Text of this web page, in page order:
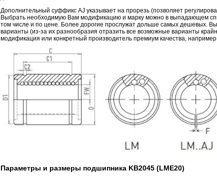
Дополнительный суффикс AJ указывает на прорезь (позволяет
Выбрать необходимую Вам модификацию и марку можно в выпадающем
том числе и по цене. Более дорогие прослужат дольше самых дешевых.
варианты (из-за их разнообразия отразить все возможные варианты
модификация или конкретный производитель премиум качества,
Параметры и размеры подшипника KB2045 (LME20)